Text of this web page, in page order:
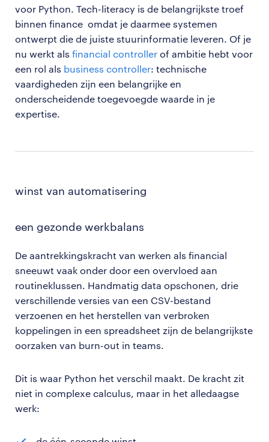
voor Python. Tech-literacy is de belangrijkste troef
binnen finance omdat je daarmee systemen
ontwerpt die de juiste stuurinformatie leveren. Of je
nu werkt als financial controller of ambitie hebt voor
een rol als business controller: technische
vaardigheden zijn een belangrijke en
onderscheidende toegevoegde waarde in je
expertise.
winst van automatisering
een gezonde werkbalans
De aantrekkingskracht van werken als financial
sneeuwt vaak onder door een overvloed aan
routineklussen. Handmatig data opschonen, drie
verschillende versies van een CSV-bestand
verzoenen en het herstellen van verbroken
koppelingen in een spreadsheet zijn de belangrijkste
oorzaken van burn-out in teams.
Dit is waar Python het verschil maakt. De kracht zit
niet in complexe calculus, maar in het alledaagse
werk: